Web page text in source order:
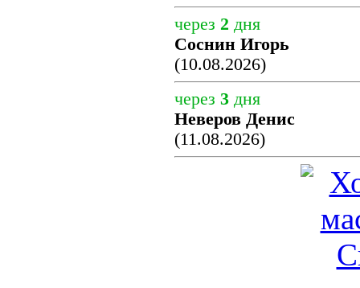
через 2 дня
Соснин Игорь
(10.08.2026)
через 3 дня
Неверов Денис
(11.08.2026)